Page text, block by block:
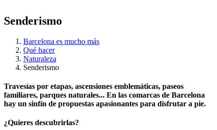
Senderismo
Barcelona es mucho más
Qué hacer
Naturaleza
Senderismo
Travesías por etapas, ascensiones emblemáticas, paseos
familiares, parques naturales... En las comarcas de Barcelona
hay un sinfín de propuestas apasionantes para disfrutar a pie.
¿Quieres descubrirlas?